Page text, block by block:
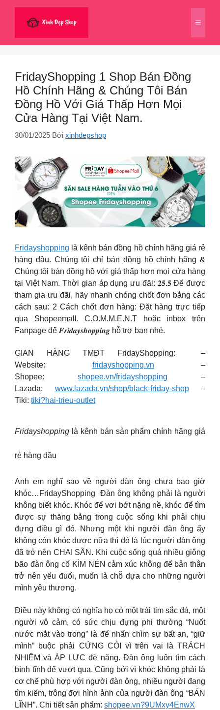
dung
Menu
FridayShopping 1 Shop Bán Đồng
Hồ Chính Hãng & Chúng Tôi Bán
Đồng Hồ Với Giá Thấp Hơn Mọi
Cửa Hàng Tại Việt Nam.
30/01/2025 Bởi xinhdepshop
Fridayshopping là kênh bán đồng hồ chính hãng giá rẻ
hàng đầu. Chúng tôi chỉ bán đồng hồ chính hãng &
Chúng tôi bán đồng hồ với giá thấp hơn mọi cửa hàng
tại Việt Nam.Thời gian áp dụng ưu đãi: 𝟐𝟓.𝟓 Để được
tham gia ưu đãi, hãy nhanh chóng chốt đơn bằng các
cách sau: 2 Cách chốt đơn hàng: Đặt hàng trực tiếp
qua Shopeemall. C.O.M.M.E.N.T hoặc inbox trên
Fanpage để 𝑭𝒓𝒊𝒅𝒂𝒚𝒔𝒉𝒐𝒑𝒑𝒊𝒏𝒈 hỗ trợ bạn nhé.
GIAN HÀNG TMĐT FridayShopping: –
Website: fridayshopping.vn –
Shopee: shopee.vn/fridayshopping –
Lazada: www.lazada.vn/shop/black-friday-shop–
Tiki: tiki?hai-trieu-outlet
Fridayshopping là kênh bán sản phẩm chính hãng giá
rẻ hàng đầu
Anh em nghĩ sao về người đàn ông chưa bao giờ
khóc…FridayShopping Đàn ông không phải là người
không biết khóc. Khóc để vơi bớt nặng nề, khóc để tìm
được sự thăng bằng trong cuộc sống khi phải chịu
đựng điều gì đó. Nhưng một khi người đàn ông ấy
không còn khóc được nữa thì đó là lúc người đàn ông
đã trở nên CHAI SẦN. Khi cuộc sống quá nhiều giông
bão đàn ông cố KÌM NÉN cảm xúc không để bản thân
trở nên yếu đuối, muốn là chỗ dựa cho những người
mình yêu thương.
Điều này không có nghĩa họ có một trái tim sắc đá, một
người vô cảm, có sức chịu đựng phi thường “Nuốt
nước mắt vào trong” là để nhấn chìm sự bất an, “giữ
mình” buộc phải CỨNG CỎI vì trên vai là TRÁCH
NHIỆM và ÁP LỰC đè nặng. Đàn ông luôn tìm cách
bình tĩnh để vượt qua. Cũng bởi vì khóc không phải là
cơ chế phù hợp với người đàn ông, nhiều người đang
tìm kiếm, trông đợi hình ảnh của người đàn ông “BẢN
LĨNH”. Chi tiết sản phẩm: shopee.vn?9UMxy4EnwX